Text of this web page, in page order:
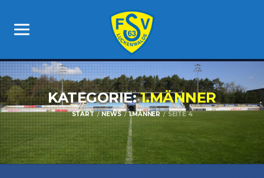
KATEGORIE:1.MÄNNER
START NEWS 1.MÄNNER SEITE 4